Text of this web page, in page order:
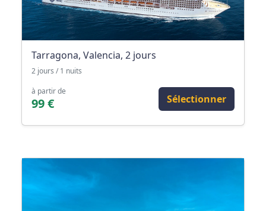
Tarragona, Valencia, 2 jours
2 jours / 1 nuits
à partir de
99 € Sélectionner